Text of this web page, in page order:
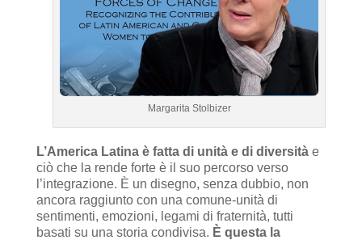
Margarita Stolbizer
L’America Latina è fatta di unità e di diversità e
ciò che la rende forte è il suo percorso verso
l’integrazione. È un disegno, senza dubbio, non
ancora raggiunto con una comune-unità di
sentimenti, emozioni, legami di fraternità, tutti
basati su una storia condivisa. È questa la